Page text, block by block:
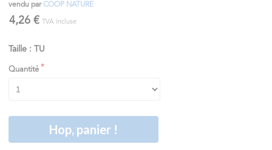
vendu parCOOP NATURE
4,26 € TVA incluse
Taille : TU
Quantité
Hop, panier !